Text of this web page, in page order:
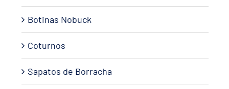
Botinas Nobuck
Coturnos
Sapatos de Borracha